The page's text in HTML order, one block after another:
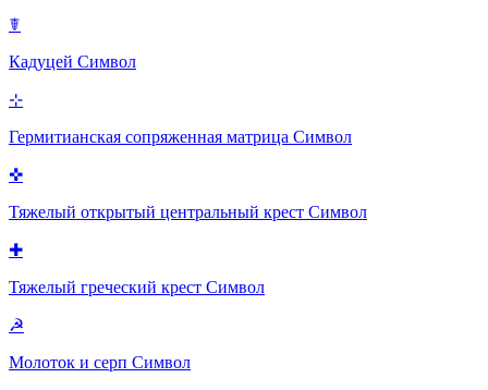
☤
Кадуцей Символ
⊹
Гермитианская сопряженная матрица Символ
✜
Тяжелый открытый центральный крест Символ
✚
Тяжелый греческий крест Символ
☭
Молоток и серп Символ